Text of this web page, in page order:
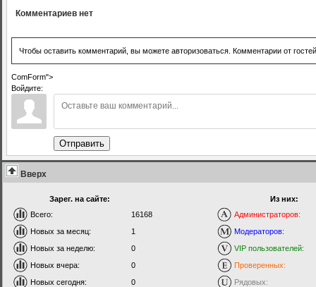
Комментариев нет
Чтобы оставить комментарий, вы можете авторизоваться. Комментарии от
ComForm">
Войдите:
Отправить
Вверх
Зарег. на сайте:
Всего:
16168
Новых за месяц:
1
Новых за неделю:
0
Новых вчера:
0
Новых сегодня:
0
Из них:
Администраторов:
Модераторов:
VIP пользователей:
Проверенных:
Рядовых: